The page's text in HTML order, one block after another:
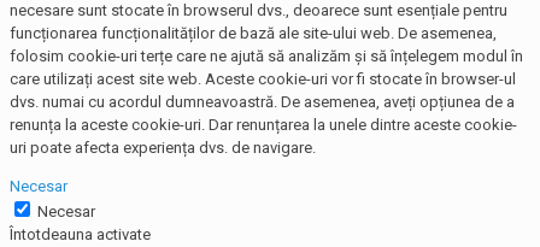
necesare sunt stocate în browserul dvs., deoarece sunt esențiale pentru
funcționarea funcționalităților de bază ale site-ului web. De asemenea,
folosim cookie-uri terțe care ne ajută să analizăm și să înțelegem modul în
care utilizați acest site web. Aceste cookie-uri vor fi stocate în browser-ul
dvs. numai cu acordul dumneavoastră. De asemenea, aveți opțiunea de a
renunța la aceste cookie-uri. Dar renunțarea la unele dintre aceste cookie-
uri poate afecta experiența dvs. de navigare.
Necesar
Necesar
Întotdeauna activate